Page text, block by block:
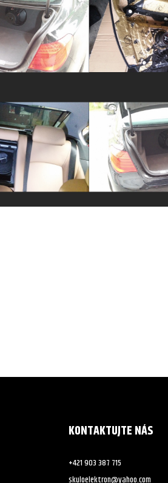
KONTAKTUJTE NÁS
+421 903 387 715
skuloelektron@yahoo.com